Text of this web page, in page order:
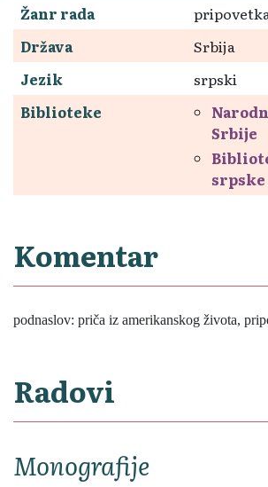
Žanr rada
Država
Srbija
Jezik
srpski
Biblioteke
Srbije
srpske
Komentar
podnaslov: priča iz amerikanskog života,
Radovi
Monografije